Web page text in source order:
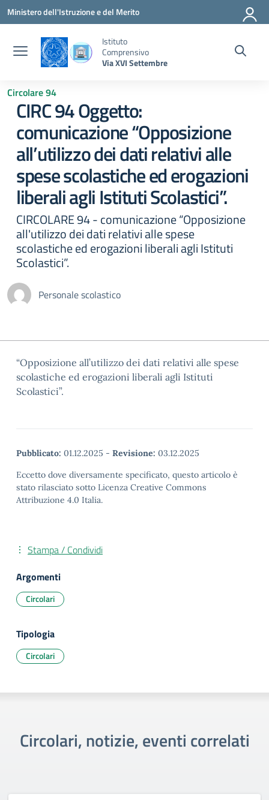
Vai ai contenuti
Vai al menu di navigazione
Vai al footer
Ministero dell'Istruzione e del Merito
Istituto
Comprensivo
Via XVI Settembre
Circolare 94
CIRC 94 Oggetto:
comunicazione “Opposizione
all’utilizzo dei dati relativi alle
spese scolastiche ed erogazioni
liberali agli Istituti Scolastici”.
CIRCOLARE 94 - comunicazione “Opposizione
all'utilizzo dei dati relativi alle spese
scolastiche ed erogazioni liberali agli Istituti
Scolastici”.
Personale scolastico
“Opposizione all’utilizzo dei dati relativi alle spese
scolastiche ed erogazioni liberali agli Istituti
Scolastici”.
Pubblicato: 01.12.2025 - Revisione: 03.12.2025
Eccetto dove diversamente specificato, questo articolo è
stato rilasciato sotto Licenza Creative Commons
Attribuzione 4.0 Italia.
Stampa / Condividi
Argomenti
Circolari
Tipologia
Circolari
Circolari, notizie, eventi correlati